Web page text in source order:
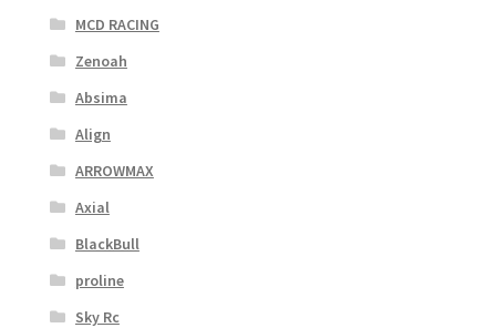
MCD RACING
Zenoah
Absima
Align
ARROWMAX
Axial
BlackBull
proline
Sky Rc